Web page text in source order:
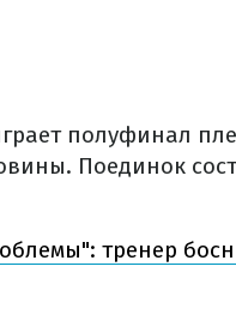
полуфинал
Поединок
тренер